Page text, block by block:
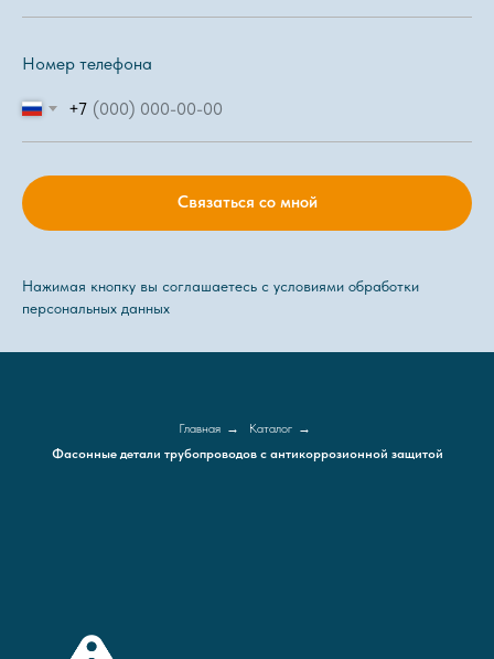
Номер телефона
+7
Связаться со мной
Нажимая кнопку вы соглашаетесь с условиями обработки
персональных данных
Главная → Каталог →
Фасонные детали трубопроводов с антикоррозионной защитой